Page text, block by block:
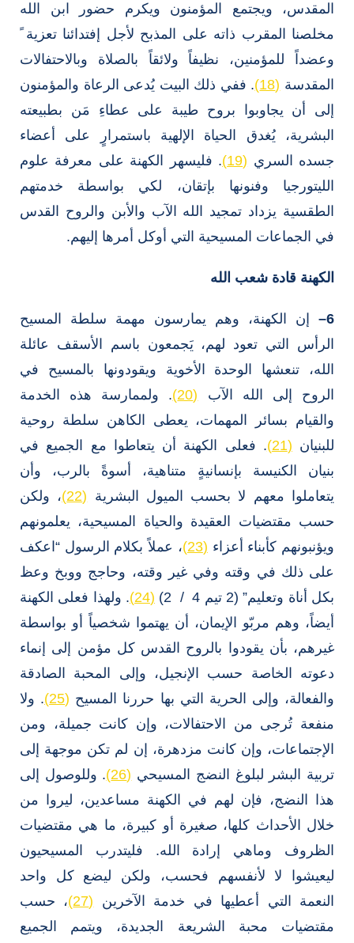
المقدس، ويجتمع المؤمنون ويكرم حضور ابن الله
مخلصنا المقرب ذاته على المذبح لأجل إفتدائنا تعزية ً
وعضداً للمؤمنين، نظيفاً ولائقاً بالصلاة وبالاحتفالات
المقدسة (18)
. ففي ذلك البيت يُدعى الرعاة والمؤمنون
إلى أن يجاوبوا بروح طيبة على عطاءِ مَن بطبيعته
البشرية، يُغدق الحياة الإلهية باستمرارٍ على أعضاء
جسده السري (19)
. فليسهر الكهنة على معرفة علوم
الليتورجيا وفنونها بإتقان، لكي بواسطة خدمتهم
الطقسية يزداد تمجيد الله الآب والأبن والروح القدس
في الجماعات المسيحية التي أوكل أمرها إليهم.
الكهنة قادة شعب الله
6
– إن الكهنة، وهم يمارسون مهمة سلطة المسيح
الرأس التي تعود لهم، يَجمعون باسم الأسقف عائلة
الله، تنعشها الوحدة الأخوية ويقودونها بالمسيح في
الروح إلى الله الآب (20)
. ولممارسة هذه الخدمة
والقيام بسائر المهمات، يعطى الكاهن سلطة روحية
للبنيان (21)
. فعلى الكهنة أن يتعاطوا مع الجميع في
بنيان الكنيسة بإنسانيةٍ متناهية، أسوةً بالرب، وأن
يتعاملوا معهم لا بحسب الميول البشرية (22)
، ولكن
حسب مقتضيات العقيدة والحياة المسيحية، يعلمونهم
ويؤنبونهم كأبناء أعزاء (23)
، عملاً بكلام الرسول “اعكف
على ذلك في وقته وفي غير وقته، وحاجج ووبخ وعظ
بكل أناة وتعليم” (2 تيم 4 / 2)
(24)
. ولهذا فعلى الكهنة
أيضاً، وهم مربّو الإيمان، أن يهتموا شخصياً أو بواسطة
غيرهم، بأن يقودوا بالروح القدس كل مؤمن إلى إنماء
دعوته الخاصة حسب الإنجيل، وإلى المحبة الصادقة
والفعالة، وإلى الحرية التي بها حررنا المسيح (25)
. ولا
منفعة تُرجى من الاحتفالات، وإن كانت جميلة، ومن
الإجتماعات، وإن كانت مزدهرة، إن لم تكن موجهة إلى
تربية البشر لبلوغ النضج المسيحي (26)
. وللوصول إلى
هذا النضج، فإن لهم في الكهنة مساعدين، ليروا من
خلال الأحداث كلها، صغيرة أو كبيرة، ما هي مقتضيات
الظروف وماهي إرادة الله. فليتدرب المسيحيون
ليعيشوا لا لأنفسهم فحسب، ولكن ليضع كل واحد
النعمة التي أعطيها في خدمة الآخرين (27)
، حسب
مقتضيات محبة الشريعة الجديدة، ويتمم الجميع